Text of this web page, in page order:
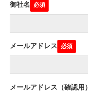
御社名
メールアドレス
メールアドレス（確認用）